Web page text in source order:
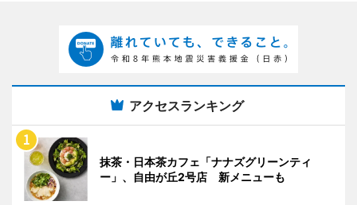
アクセスランキング
抹茶・日本茶カフェ「ナナズグリーンティ
ー」、自由が丘2号店 新メニューも